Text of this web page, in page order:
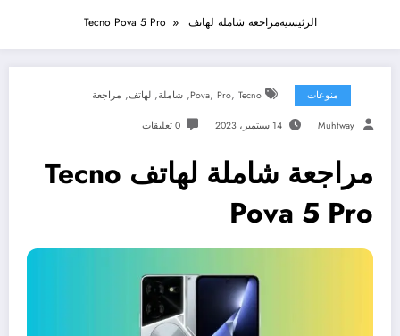
الرئيسيةمراجعة شاملة لهاتف Tecno Pova 5 Pro
منوعات Pova,Pro,Tecno
, شاملة, لهاتف, مراجعة
Muhtway 14 سبتمبر، 2023 0 تعليقات
مراجعة شاملة لهاتف Tecno
Pova 5 Pro